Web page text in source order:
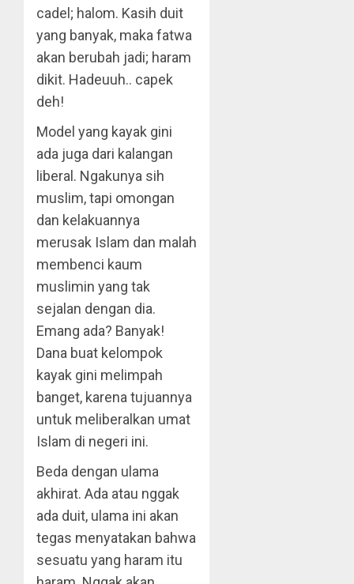
cadel; halom. Kasih duit
yang banyak, maka fatwa
akan berubah jadi; haram
dikit. Hadeuuh.. capek
deh!
Model yang kayak gini
ada juga dari kalangan
liberal. Ngakunya sih
muslim, tapi omongan
dan kelakuannya
merusak Islam dan malah
membenci kaum
muslimin yang tak
sejalan dengan dia.
Emang ada? Banyak!
Dana buat kelompok
kayak gini melimpah
banget, karena tujuannya
untuk meliberalkan umat
Islam di negeri ini.
Beda dengan ulama
akhirat. Ada atau nggak
ada duit, ulama ini akan
tegas menyatakan bahwa
sesuatu yang haram itu